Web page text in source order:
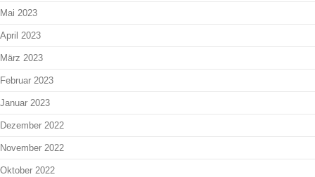
Mai 2023
April 2023
März 2023
Februar 2023
Januar 2023
Dezember 2022
November 2022
Oktober 2022